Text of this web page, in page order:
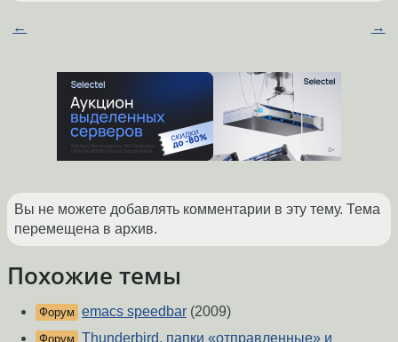
← →
Вы не можете добавлять комментарии в эту тему. Тема
перемещена в архив.
Похожие темы
Форум emacs speedbar (2009)
Форум Thunderbird, папки «отправленные» и